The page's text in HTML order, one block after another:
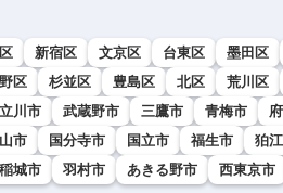
新宿区 文京区 台東区 墨田区
区 杉並区 豊島区 北区 荒川区
立川市 武蔵野市 三鷹市 青梅市
市 国分寺市 国立市 福生市 狛
稲城市 羽村市 あきる野市 西東京市